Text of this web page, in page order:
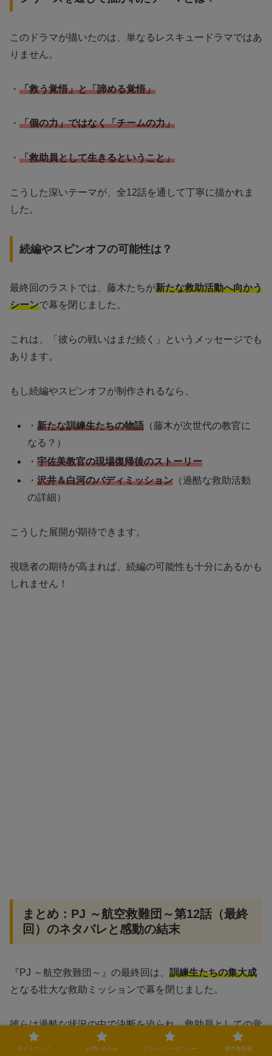
このドラマが描いたのは、単なるレスキュードラマではあ
りません。
・ 「救う覚悟」と「諦める覚悟」
・ 「個の力」ではなく「チームの力」
・ 「救助員として生きるということ」
こうした深いテーマが、全12話を通して丁寧に描かれま
した。
続編やスピンオフの可能性は？
最終回のラストでは、藤木たちが新たな救助活動へ向かう
シーンで幕を閉じました。
これは、「彼らの戦いはまだ続く」というメッセージでも
あります。
もし続編やスピンオフが制作されるなら、
・新たな訓練生たちの物語 （藤木が次世代の教官に
なる？）
・宇佐美教官の現場復帰後のストーリー
・沢井＆白河のバディミッション （過酷な救助活動
の詳細）
こうした展開が期待できます。
視聴者の期待が高まれば、続編の可能性も十分にあるかも
しれません！
まとめ：PJ ～航空救難団～第12話（最終
回）のネタバレと感動の結末
『PJ ～航空救難団～』の最終回は、 訓練生たちの集大成
となる壮大な救助ミッションで幕を閉じました。
彼らは過酷な状況の中で決断を迫られ、救助員としての覚
悟を問われました。
サイトマップ お問い合わせ プライバシーポリシー 運営者情報